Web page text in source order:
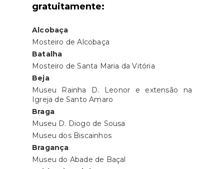
gratuitamente:
Alcobaça
Mosteiro de Alcobaça
Batalha
Mosteiro de Santa Maria da Vitória
Beja
Museu Rainha D. Leonor e extensão na
Igreja de Santo Amaro
Braga
Museu D. Diogo de Sousa
Museu dos Biscainhos
Bragança
Museu do Abade de Baçal